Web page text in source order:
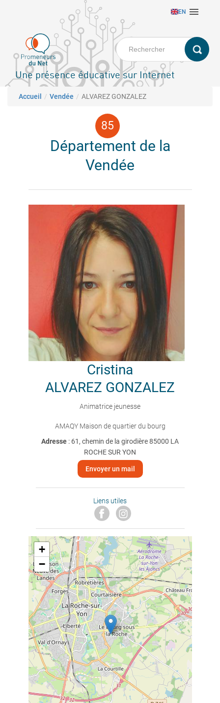
principal
EN 
Une présence éducative sur Internet
Fil d'Ariane
Accueil Vendée ALVAREZ GONZALEZ
Département de la
Vendée
Cristina
ALVAREZ GONZALEZ
Animatrice jeunesse
AMAQY Maison de quartier du bourg
Adresse : 61, chemin de la girodière 85000 LA
ROCHE SUR YON
Envoyer un mail
Liens utiles
+
−